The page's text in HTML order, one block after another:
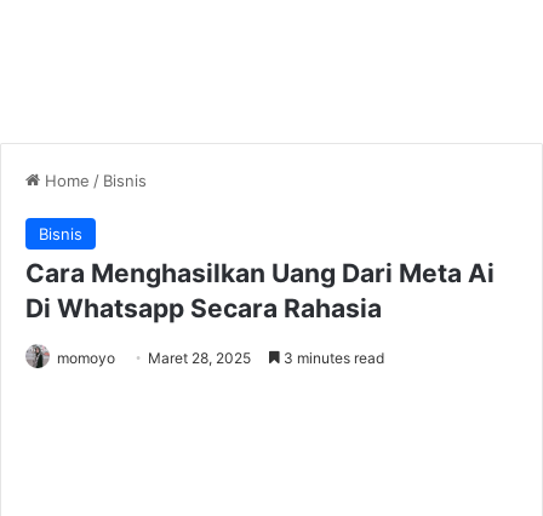
Home / Bisnis
Bisnis
Cara Menghasilkan Uang Dari Meta Ai
Di Whatsapp Secara Rahasia
momoyo Maret 28, 2025 3 minutes read